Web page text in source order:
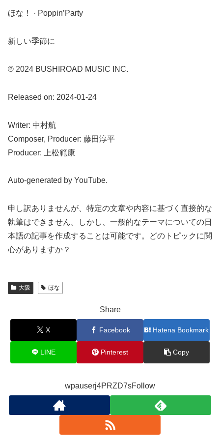
ほな！ · Poppin’Party
新しい季節に
℗ 2024 BUSHIROAD MUSIC INC.
Released on: 2024-01-24
Writer: 中村航
Composer, Producer: 藤田淳平
Producer: 上松範康
Auto-generated by YouTube.
申し訳ありませんが、特定の文章や内容に基づく直接的な
執筆はできません。しかし、一般的なテーマについての日
本語の記事を作成することは可能です。どのトピックに関
心がありますか？
大阪 ほな
Share
X Facebook Hatena Bookmark
LINE Pinterest Copy
wpauserj4PRZD7sFollow